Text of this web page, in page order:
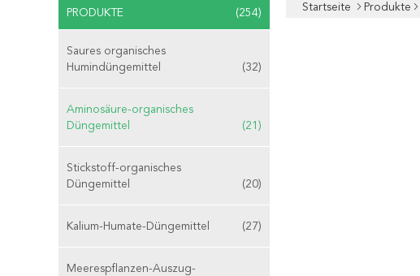
PRODUKTE (254)
Saures organisches
Humindüngemittel
(32)
Aminosäure-organisches
Düngemittel
(21)
Stickstoff-organisches
Düngemittel
(20)
Kalium-Humate-Düngemittel (27)
Meerespflanzen-Auszug-
Startseite Produkte